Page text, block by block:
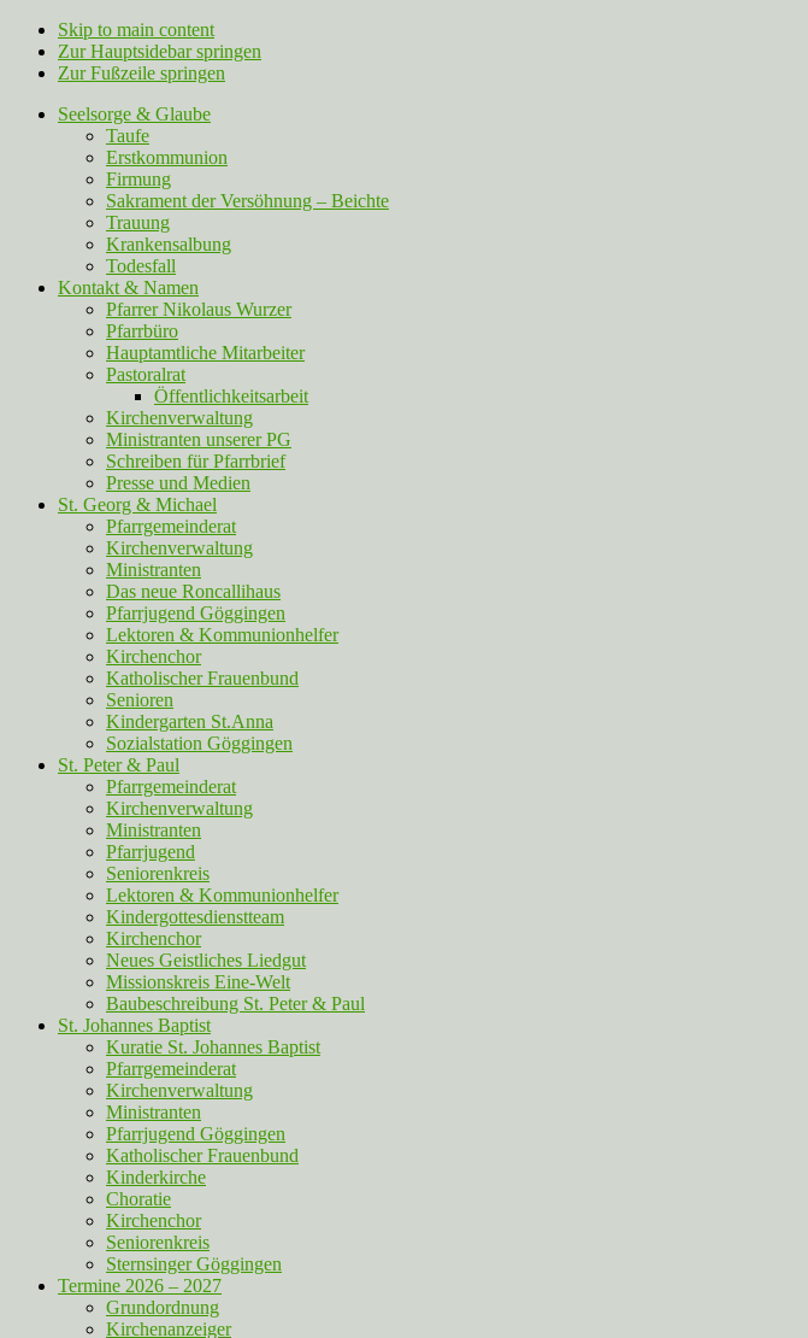
Skip to main content
Zur Hauptsidebar springen
Zur Fußzeile springen
Seelsorge & Glaube
Taufe
Erstkommunion
Firmung
Sakrament der Versöhnung – Beichte
Trauung
Krankensalbung
Todesfall
Kontakt & Namen
Pfarrer Nikolaus Wurzer
Pfarrbüro
Hauptamtliche Mitarbeiter
Pastoralrat
Öffentlichkeitsarbeit
Kirchenverwaltung
Ministranten unserer PG
Schreiben für Pfarrbrief
Presse und Medien
St. Georg & Michael
Pfarrgemeinderat
Kirchenverwaltung
Ministranten
Das neue Roncallihaus
Pfarrjugend Göggingen
Lektoren & Kommunionhelfer
Kirchenchor
Katholischer Frauenbund
Senioren
Kindergarten St.Anna
Sozialstation Göggingen
St. Peter & Paul
Pfarrgemeinderat
Kirchenverwaltung
Ministranten
Pfarrjugend
Seniorenkreis
Lektoren & Kommunionhelfer
Kindergottesdienstteam
Kirchenchor
Neues Geistliches Liedgut
Missionskreis Eine-Welt
Baubeschreibung St. Peter & Paul
St. Johannes Baptist
Kuratie St. Johannes Baptist
Pfarrgemeinderat
Kirchenverwaltung
Ministranten
Pfarrjugend Göggingen
Katholischer Frauenbund
Kinderkirche
Choratie
Kirchenchor
Seniorenkreis
Sternsinger Göggingen
Termine 2026 – 2027
Grundordnung
Kirchenanzeiger